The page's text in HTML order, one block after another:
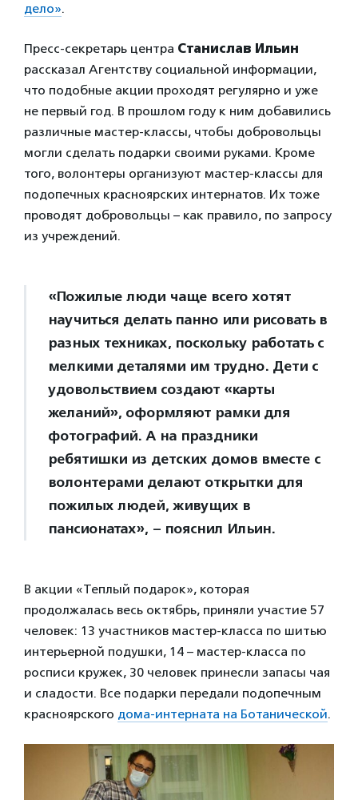
дело».
Пресс-секретарь центра Станислав Ильин
рассказал Агентству социальной информации,
что подобные акции проходят регулярно и уже
не первый год. В прошлом году к ним добавились
различные мастер-классы, чтобы добровольцы
могли сделать подарки своими руками. Кроме
того, волонтеры организуют мастер-классы для
подопечных красноярских интернатов. Их тоже
проводят добровольцы – как правило, по запросу
из учреждений.
«Пожилые люди чаще всего хотят
научиться делать панно или рисовать в
разных техниках, поскольку работать с
мелкими деталями им трудно. Дети с
удовольствием создают «карты
желаний», оформляют рамки для
фотографий. А на праздники
ребятишки из детских домов вместе с
волонтерами делают открытки для
пожилых людей, живущих в
пансионатах», – пояснил Ильин.
В акции «Теплый подарок», которая
продолжалась весь октябрь, приняли участие 57
человек: 13 участников мастер-класса по шитью
интерьерной подушки, 14 – мастер-класса по
росписи кружек, 30 человек принесли запасы чая
и сладости. Все подарки передали подопечным
красноярского дома-интерната на Ботанической.